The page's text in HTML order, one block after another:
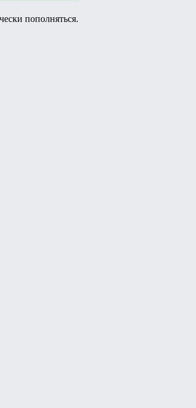
пополняться.